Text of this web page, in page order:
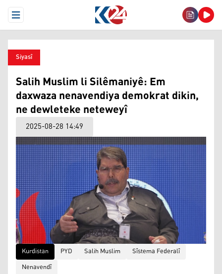
Open Menu
Siyasî
Salih Muslim li Silêmaniyê: Em
daxwaza nenavendiya demokrat dikin,
ne dewleteke neteweyî
2025-08-28 14:49
Kurdistan PYD Salih Muslim
Sîstema Federalî
Nenavendî